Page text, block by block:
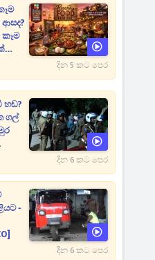
කෑම
දින 5 කට පෙර
හඬ?
ගල්
දින 6 කට පෙර
-
දින 6 කට පෙර